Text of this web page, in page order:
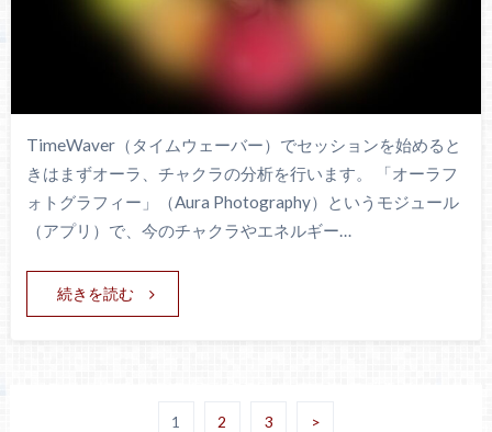
TimeWaver（タイムウェーバー）でセッションを始めると
きはまずオーラ、チャクラの分析を行います。 「オーラフ
ォトグラフィー」（Aura Photography）というモジュール
（アプリ）で、今のチャクラやエネルギー…
続きを読む
1 2 3 >